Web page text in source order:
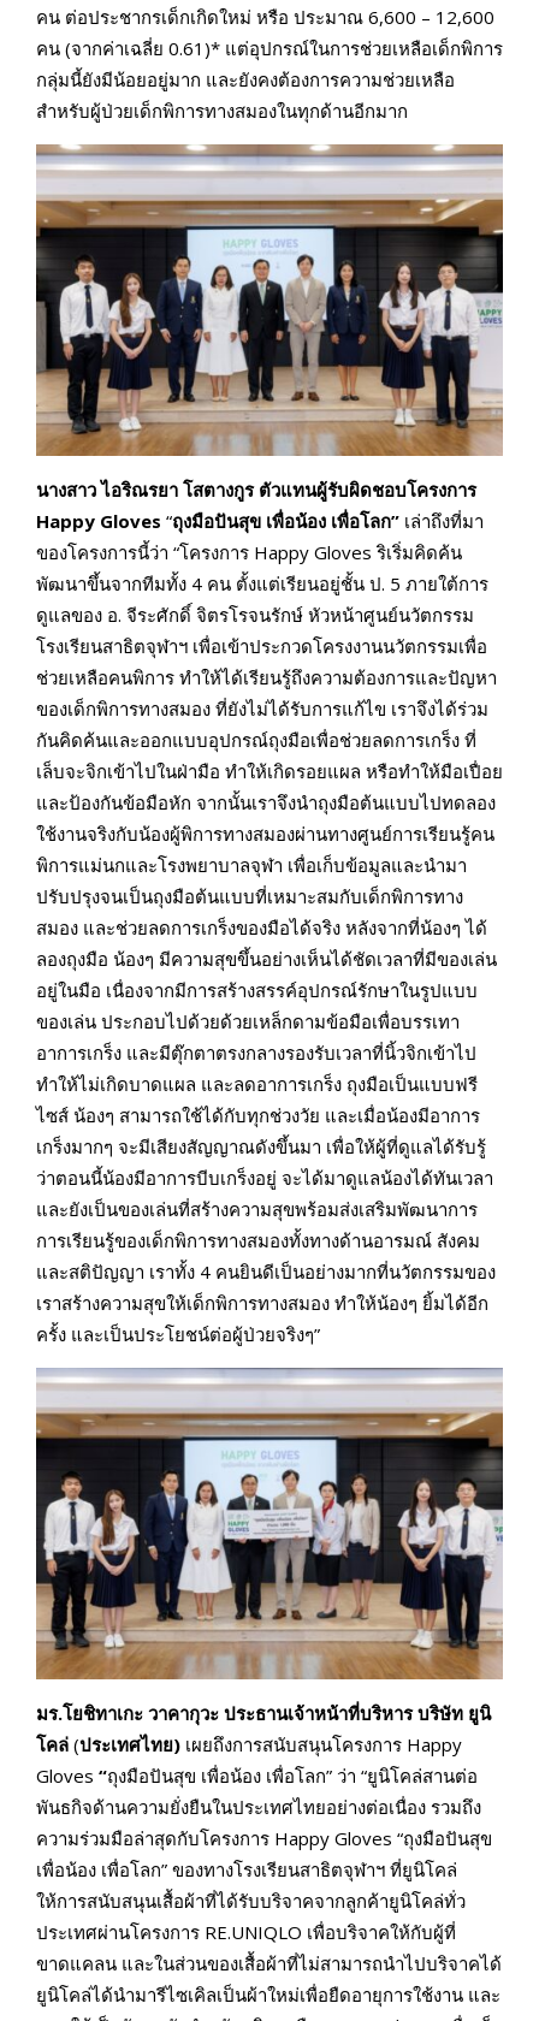
คน ต่อประชากรเด็กเกิดใหม่ หรือ ประมาณ 6,600 – 12,600
คน (จากค่าเฉลี่ย 0.61)* แต่อุปกรณ์ในการช่วยเหลือเด็กพิการ
กลุ่มนี้ยังมีน้อยอยู่มาก และยังคงต้องการความช่วยเหลือ
สำหรับผู้ป่วยเด็กพิการทางสมองในทุกด้านอีกมาก
นางสาว ไอริณรยา โสตางกูร ตัวแทนผู้รับผิดชอบโครงการ
Happy Gloves “ถุงมือปันสุข เพื่อน้อง เพื่อโลก” เล่าถึงที่มา
ของโครงการนี้ว่า “โครงการ Happy Gloves ริเริ่มคิดค้น
พัฒนาขึ้นจากทีมทั้ง 4 คน ตั้งแต่เรียนอยู่ชั้น ป. 5 ภายใต้การ
ดูแลของ อ. จีระศักดิ์ จิตรโรจนรักษ์ หัวหน้าศูนย์นวัตกรรม
โรงเรียนสาธิตจุฬาฯ เพื่อเข้าประกวดโครงงานนวัตกรรมเพื่อ
ช่วยเหลือคนพิการ ทำให้ได้เรียนรู้ถึงความต้องการและปัญหา
ของเด็กพิการทางสมอง ที่ยังไม่ได้รับการแก้ไข เราจึงได้ร่วม
กันคิดค้นและออกแบบอุปกรณ์ถุงมือเพื่อช่วยลดการเกร็ง ที่
เล็บจะจิกเข้าไปในฝ่ามือ ทำให้เกิดรอยแผล หรือทำให้มือเปื่อย
และป้องกันข้อมือหัก จากนั้นเราจึงนำถุงมือต้นแบบไปทดลอง
ใช้งานจริงกับน้องผู้พิการทางสมองผ่านทางศูนย์การเรียนรู้คน
พิการแม่นกและโรงพยาบาลจุฬา เพื่อเก็บข้อมูลและนำมา
ปรับปรุงจนเป็นถุงมือต้นแบบที่เหมาะสมกับเด็กพิการทาง
สมอง และช่วยลดการเกร็งของมือได้จริง หลังจากที่น้องๆ ได้
ลองถุงมือ น้องๆ มีความสุขขึ้นอย่างเห็นได้ชัดเวลาที่มีของเล่น
อยู่ในมือ เนื่องจากมีการสร้างสรรค์อุปกรณ์รักษาในรูปแบบ
ของเล่น ประกอบไปด้วยด้วยเหล็กดามข้อมือเพื่อบรรเทา
อาการเกร็ง และมีตุ๊กตาตรงกลางรองรับเวลาที่นิ้วจิกเข้าไป
ทำให้ไม่เกิดบาดแผล และลดอาการเกร็ง ถุงมือเป็นแบบฟรี
ไซส์ น้องๆ สามารถใช้ได้กับทุกช่วงวัย และเมื่อน้องมีอาการ
เกร็งมากๆ จะมีเสียงสัญญาณดังขึ้นมา เพื่อให้ผู้ที่ดูแลได้รับรู้
ว่าตอนนี้น้องมีอาการบีบเกร็งอยู่ จะได้มาดูแลน้องได้ทันเวลา
และยังเป็นของเล่นที่สร้างความสุขพร้อมส่งเสริมพัฒนาการ
การเรียนรู้ของเด็กพิการทางสมองทั้งทางด้านอารมณ์ สังคม
และสติปัญญา เราทั้ง 4 คนยินดีเป็นอย่างมากที่นวัตกรรมของ
เราสร้างความสุขให้เด็กพิการทางสมอง ทำให้น้องๆ ยิ้มได้อีก
ครั้ง และเป็นประโยชน์ต่อผู้ป่วยจริงๆ”
มร.โยชิทาเกะ วาคากุวะ ประธานเจ้าหน้าที่บริหาร บริษัท ยูนิ
โคล่ (ประเทศไทย) เผยถึงการสนับสนุนโครงการ Happy
Gloves “ถุงมือปันสุข เพื่อน้อง เพื่อโลก” ว่า “ยูนิโคล่สานต่อ
พันธกิจด้านความยั่งยืนในประเทศไทยอย่างต่อเนื่อง รวมถึง
ความร่วมมือล่าสุดกับโครงการ Happy Gloves “ถุงมือปันสุข
เพื่อน้อง เพื่อโลก” ของทางโรงเรียนสาธิตจุฬาฯ ที่ยูนิโคล่
ให้การสนับสนุนเสื้อผ้าที่ได้รับบริจาคจากลูกค้ายูนิโคล่ทั่ว
ประเทศผ่านโครงการ RE.UNIQLO เพื่อบริจาคให้กับผู้ที่
ขาดแคลน และในส่วนของเสื้อผ้าที่ไม่สามารถนำไปบริจาคได้
ยูนิโคล่ได้นำมารีไซเคิลเป็นผ้าใหม่เพื่อยืดอายุการใช้งาน และ